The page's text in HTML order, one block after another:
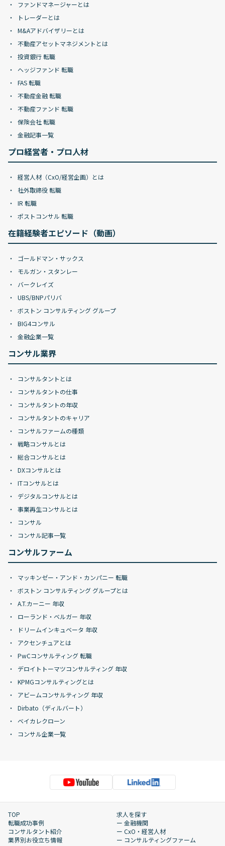
ファンドマネージャーとは
トレーダーとは
M&Aアドバイザリーとは
不動産アセットマネジメントとは
投資銀行 転職
ヘッジファンド 転職
FAS 転職
不動産金融 転職
不動産ファンド 転職
保険会社 転職
金融記事一覧
プロ経営者・プロ人材
経営人材（CxO/経営企画）とは
社外取締役 転職
IR 転職
ポストコンサル 転職
在籍経験者エピソード（動画）
ゴールドマン・サックス
モルガン・スタンレー
バークレイズ
UBS/BNPパリバ
ボストン コンサルティング グループ
BIG4コンサル
金融企業一覧
コンサル業界
コンサルタントとは
コンサルタントの仕事
コンサルタントの年収
コンサルタントのキャリア
コンサルファームの種類
戦略コンサルとは
総合コンサルとは
DXコンサルとは
ITコンサルとは
デジタルコンサルとは
事業再生コンサルとは
コンサル
コンサル記事一覧
コンサルファーム
マッキンゼー・アンド・カンパニー 転職
ボストン コンサルティング グループとは
A.T.カーニー 年収
ローランド・ベルガー 年収
ドリームインキュベータ 年収
アクセンチュアとは
PwCコンサルティング 転職
デロイトトーマツコンサルティング 年収
KPMGコンサルティングとは
アビームコンサルティング 年収
Dirbato（ディルバート）
ベイカレクローン
コンサル企業一覧
TOP
転職成功事例
コンサルタント紹介
業界別お役立ち情報
求人を探す
ー 金融機関
ー CxO・経営人材
ー コンサルティングファーム